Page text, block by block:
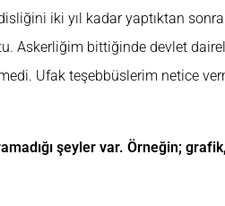
iki yıl kadar yaptıktan
Askerliğim bittiğinde devlet
Ufak teşebbüslerim netice
şeyler var. Örneğin;